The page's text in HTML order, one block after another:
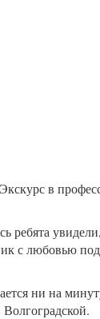
в
ребята
с любовью
ни на